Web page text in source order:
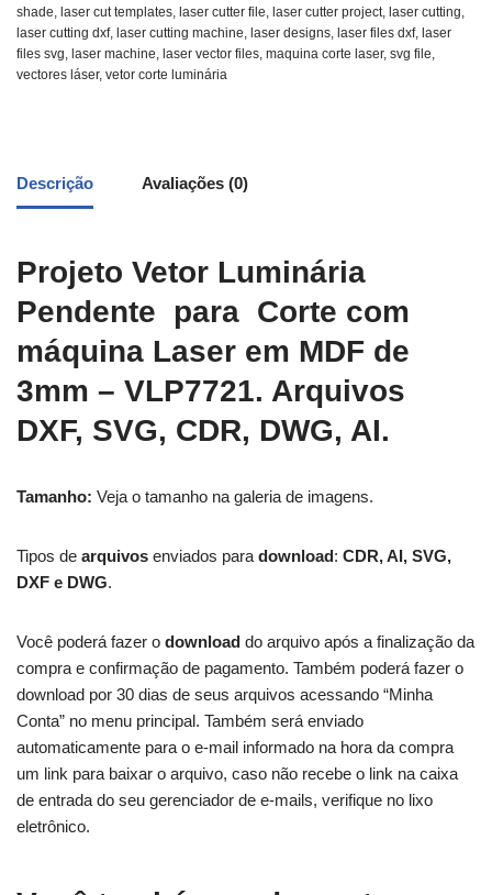
shade laser cut templates laser cutter file laser cutter project laser cutting
laser cutting dxf, laser cutting machine laser designs laser files dxf, laser
files svg laser machine laser vector files maquina corte laser, svg file
vectores láser, vetor corte luminária
Descrição Avaliações (0)
Projeto Vetor Luminária
Pendente para Corte com
máquina Laser em MDF de
3mm – VLP7721. Arquivos
DXF, SVG, CDR, DWG, AI.
Tamanho: Veja o tamanho na galeria de imagens.
Tipos de arquivos enviados para download: CDR, AI, SVG,
DXF e DWG.
Você poderá fazer o download do arquivo após a finalização da
compra e confirmação de pagamento. Também poderá fazer o
download por 30 dias de seus arquivos acessando “Minha
Conta” no menu principal. Também será enviado
automaticamente para o e-mail informado na hora da compra
um link para baixar o arquivo, caso não recebe o link na caixa
de entrada do seu gerenciador de e-mails, verifique no lixo
eletrônico.